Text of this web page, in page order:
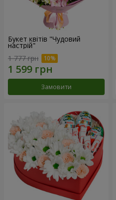
Букет квітів "Чудовий
настрій"
1 777 грн
Замовити